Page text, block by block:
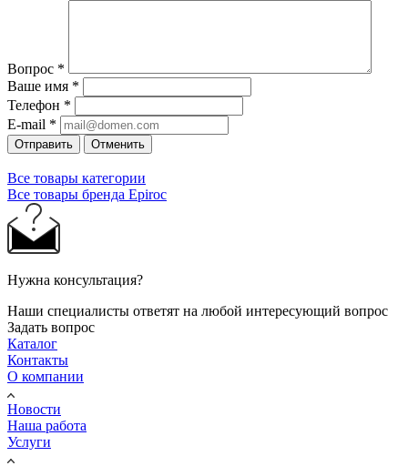
Вопрос *
Ваше имя *
Телефон *
E-mail *
Отправить Отменить
Все товары категории
Все товары бренда Epiroc
Нужна консультация?
Наши специалисты ответят на любой интересующий вопрос
Задать вопрос
Каталог
Контакты
О компании
Новости
Наша работа
Услуги